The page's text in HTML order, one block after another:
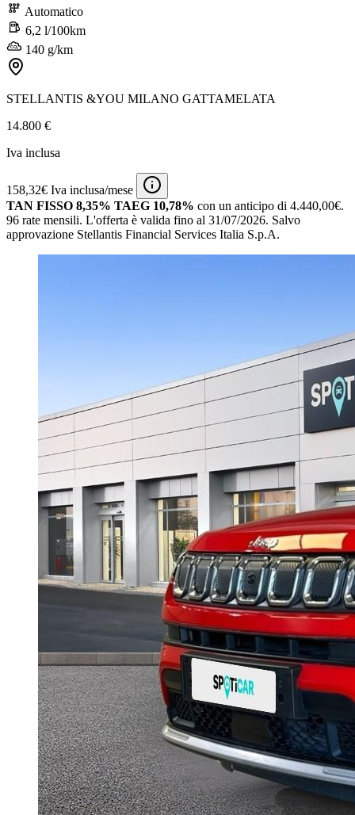
Automatico
6,2 l/100km
140 g/km
STELLANTIS &YOU MILANO GATTAMELATA
14.800 €
Iva inclusa
158,32€ Iva inclusa/mese
TAN FISSO 8,35% TAEG 10,78% con un anticipo di 4.440,00€.
96 rate mensili. L'offerta è valida fino al 31/07/2026. Salvo
approvazione Stellantis Financial Services Italia S.p.A.